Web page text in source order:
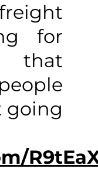
for
that
going